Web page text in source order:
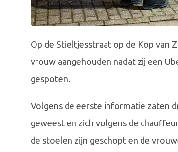
Op de Stieltjesstraat op de Kop van
vrouw aangehouden nadat zij een
gespoten.
Volgens de eerste informatie zaten
geweest en zich volgens de
de stoelen zijn geschopt en de